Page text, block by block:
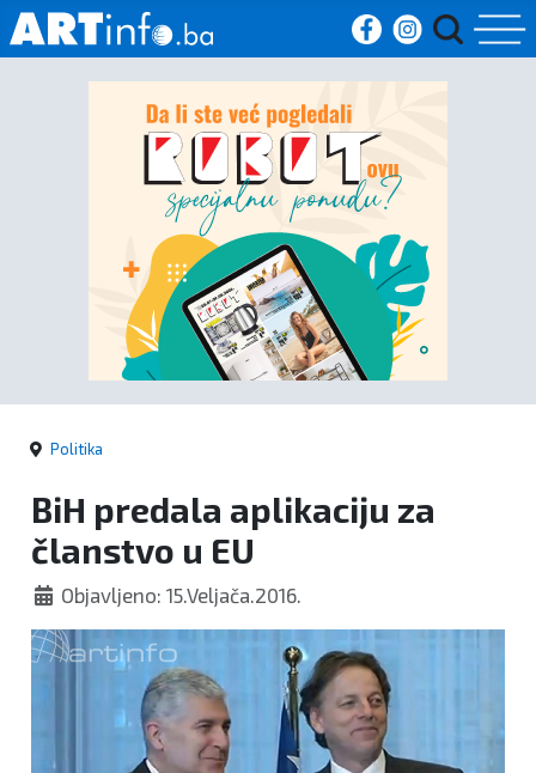
Početna
Kultura
kronika
Politika
Zanimljivosti
Politika
BiH predala aplikaciju za
članstvo u EU
Objavljeno: 15.Veljača.2016.